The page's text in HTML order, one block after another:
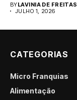
BYLAVINIA DE FREITAS
JULHO 1, 2026
CATEGORIAS
Micro Franquias
Alimentação